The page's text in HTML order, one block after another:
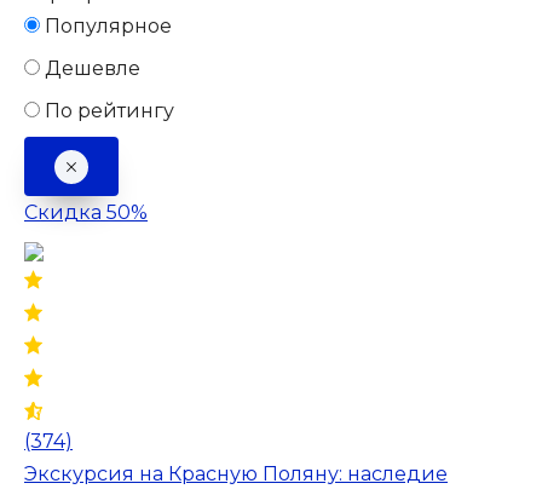
Популярное
Дешевле
По рейтингу
Скидка 50%
(374)
Экскурсия на Красную Поляну: наследие